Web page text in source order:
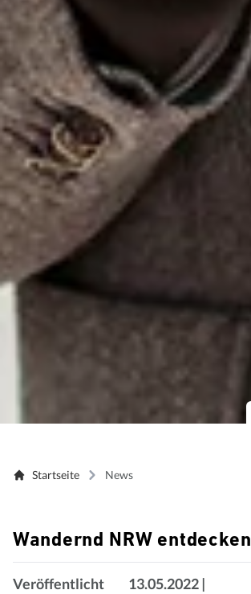
Startseite News
Wandernd NRW entdecken
Veröffentlicht
13.05.2022|